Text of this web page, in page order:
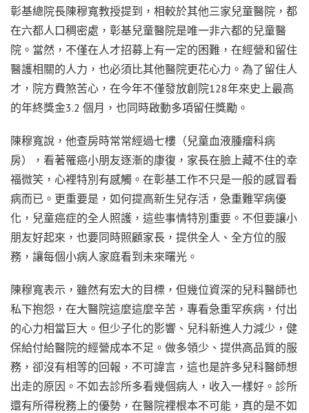
彰基總院長陳穆寬教授提到，相較於其他三家兒童醫院，都
在六都人口稠密處，彰基兒童醫院是唯一非六都的兒童醫
院。當然，不僅在人才招募上有一定的困難，在經營和留住
醫護相關的人力，也必須比其他醫院更花心力。為了留住人
才，院方費煞苦心，在今年不僅發放創院128年來史上最高
的年終獎金3.2 個月，也同時啟動多項留任獎勵。
陳穆寬說，他查房時常常經過七樓（兒童血液腫瘤科病
房），看著罹癌小朋友逐漸的康復，家長在臉上藏不住的幸
福微笑，心裡特別有感觸。在彰基工作不只是一般的感冒看
病而已。更重要是，如何提高新生兒存活，急重難罕病優
化，兒童癌症的全人照護，這些事情特別重要。不但要讓小
朋友好起來，也要同時照顧家長，提供全人、全方位的服
務，讓每個小病人家庭看到未來曙光。
陳穆寬表示，雖然有宏大的目標，但幾位資深的兒科醫師也
私下抱怨，在大醫院這麼這麼辛苦，專看急重罕疾病，付出
的心力相當巨大。但少子化的影響、兒科新進人力減少，健
保給付給醫院的經營成本不足。做多領少、提供高品質的服
務，卻沒有相等的回報，不可諱言，這也是許多兒科醫師想
出走的原因。不如去診所多看幾個病人，收入一樣好。診所
還有所得稅務上的優勢，在醫院裡根本不可能，真的是不如